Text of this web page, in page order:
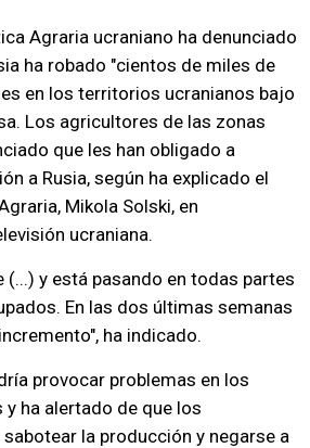
Agraria ucraniano ha denunciado
ha robado "cientos de miles de
en los territorios ucranianos bajo
Los agricultores de las zonas
que les han obligado a
a Rusia, según ha explicado el
Mikola Solski, en
ucraniana.
(...) y está pasando en todas partes
En las dos últimas semanas
ha indicado.
provocar problemas en los
ha alertado de que los
la producción y negarse a